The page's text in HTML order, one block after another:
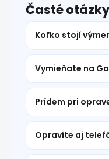
Časté
Koľko stojí
Vymieňate na
Prídem pri
Opravíte aj